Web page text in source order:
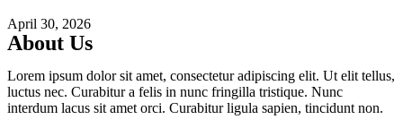
April 30, 2026
About Us
Lorem ipsum dolor sit amet, consectetur adipiscing elit. Ut elit tellus,
luctus nec. Curabitur a felis in nunc fringilla tristique. Nunc
interdum lacus sit amet orci. Curabitur ligula sapien, tincidunt non.